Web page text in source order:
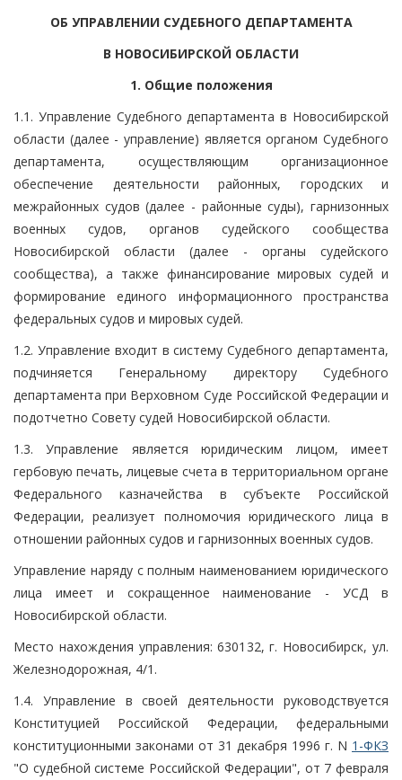
ОБ УПРАВЛЕНИИ СУДЕБНОГО ДЕПАРТАМЕНТА
В НОВОСИБИРСКОЙ ОБЛАСТИ
1. Общие положения
1.1. Управление Судебного департамента в Новосибирской
области (далее - управление) является органом Судебного
департамента, осуществляющим организационное
обеспечение деятельности районных, городских и
межрайонных судов (далее - районные суды), гарнизонных
военных судов, органов судейского сообщества
Новосибирской области (далее - органы судейского
сообщества), а также финансирование мировых судей и
формирование единого информационного пространства
федеральных судов и мировых судей.
1.2. Управление входит в систему Судебного департамента,
подчиняется Генеральному директору Судебного
департамента при Верховном Суде Российской Федерации и
подотчетно Совету судей Новосибирской области.
1.3. Управление является юридическим лицом, имеет
гербовую печать, лицевые счета в территориальном органе
Федерального казначейства в субъекте Российской
Федерации, реализует полномочия юридического лица в
отношении районных судов и гарнизонных военных судов.
Управление наряду с полным наименованием юридического
лица имеет и сокращенное наименование - УСД в
Новосибирской области.
Место нахождения управления: 630132, г. Новосибирск, ул.
Железнодорожная, 4/1.
1.4. Управление в своей деятельности руководствуется
Конституцией Российской Федерации, федеральными
конституционными законами от 31 декабря 1996 г. N 1-ФКЗ
"О судебной системе Российской Федерации", от 7 февраля